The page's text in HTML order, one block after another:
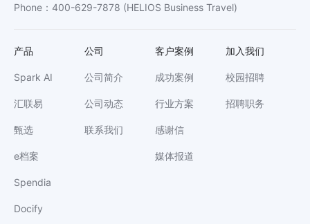
Phone ： 400-629-7878 (HELIOS Business Travel)
产品
Spark AI
汇联易
甄选
e档案
Spendia
Docify
公司
公司简介
公司动态
联系我们
客户案例
成功案例
行业方案
感谢信
媒体报道
加入我们
校园招聘
招聘职务